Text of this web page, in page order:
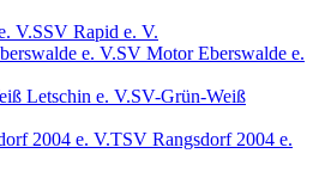
SSV Rapid e. V.
SV Motor Eberswalde e.
SV-Grün-Weiß
TSV Rangsdorf 2004 e.